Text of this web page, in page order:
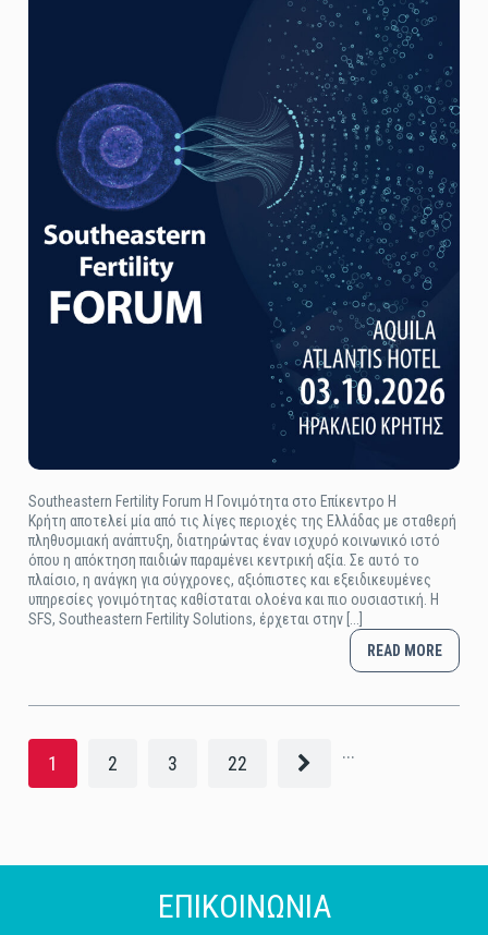
Southeastern Fertility Forum Η Γονιμότητα στο Επίκεντρο Η
Κρήτη αποτελεί μία από τις λίγες περιοχές της Ελλάδας με σταθερή
πληθυσμιακή ανάπτυξη, διατηρώντας έναν ισχυρό κοινωνικό ιστό
όπου η απόκτηση παιδιών παραμένει κεντρική αξία. Σε αυτό το
πλαίσιο, η ανάγκη για σύγχρονες, αξιόπιστες και εξειδικευμένες
υπηρεσίες γονιμότητας καθίσταται ολοένα και πιο ουσιαστική. Η
SFS, Southeastern Fertility Solutions, έρχεται στην [...]
READ MORE
1 2 3
...
22
ΕΠΙΚΟΙΝΩΝΙΑ